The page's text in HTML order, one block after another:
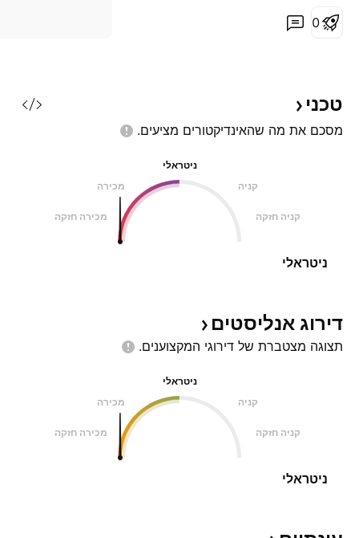
0
טכני
מסכם את מה שהאינדיקטורים מציעים.
ניטראלי
מכירה
קניה
מכירה חזקה קניה חזקה
ניטראלי
דירוג אנליסטים
תצוגה מצטברת של דירוגי המקצוענים.
ניטראלי
מכירה
קניה
מכירה חזקה קניה חזקה
ניטראלי